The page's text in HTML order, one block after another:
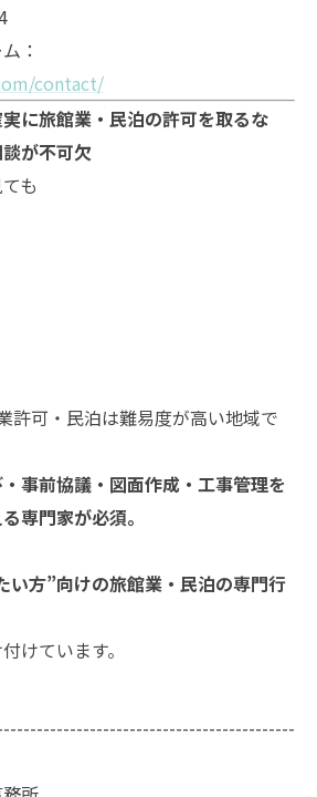
：
contact/
に旅館業・民泊の許可を取るな
が不可欠
も
許可・民泊は難易度が高い地域で
事前協議・図面作成・工事管理を
専門家が必須。
い方”向けの旅館業・民泊の専門行
けています。